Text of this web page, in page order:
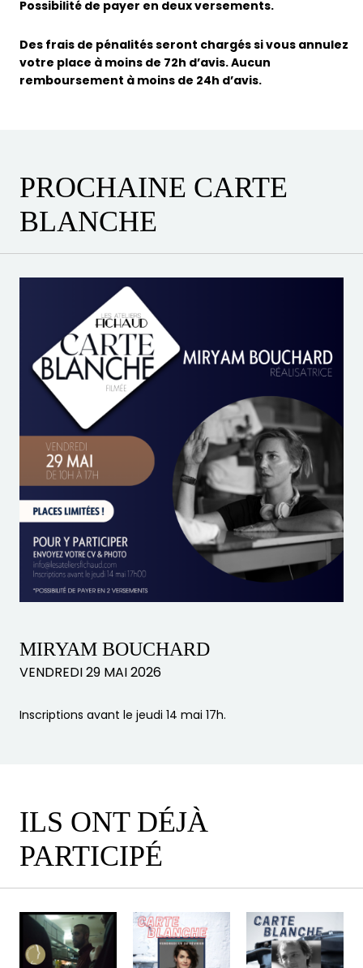
Possibilité de payer en deux versements.
Des frais de pénalités seront chargés si vous annulez
votre place à moins de 72h d’avis. Aucun
remboursement à moins de 24h d’avis.
PROCHAINE CARTE
BLANCHE
MIRYAM BOUCHARD
VENDREDI 29 MAI 2026
Inscriptions avant le jeudi 14 mai 17h.
ILS ONT DÉJÀ
PARTICIPÉ